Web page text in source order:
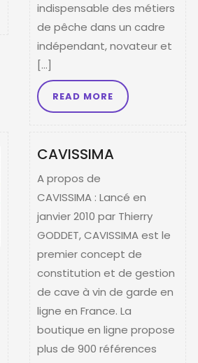
indispensable des métiers
de pêche dans un cadre
indépendant, novateur et
[…]
READ MORE
CAVISSIMA
A propos de
CAVISSIMA : Lancé en
janvier 2010 par Thierry
GODDET, CAVISSIMA est le
premier concept de
constitution et de gestion
de cave à vin de garde en
ligne en France. La
boutique en ligne propose
plus de 900 références